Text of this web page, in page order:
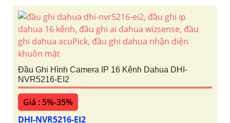
Đầu Ghi Hình Camera IP 16 Kênh Dahua DHI-
NVR5216-EI2
Giá : 5%-35%
DHI-NVR5216-EI2